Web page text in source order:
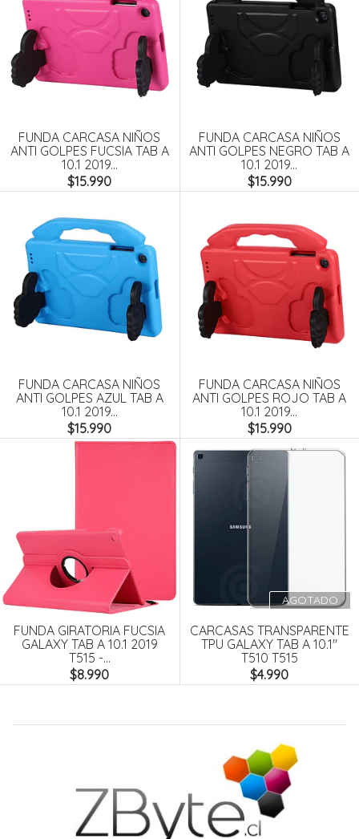
FUNDA CARCASA NIÑOS
ANTI GOLPES FUCSIA TAB A
10.1 2019...
$15.990
FUNDA CARCASA NIÑOS
ANTI GOLPES NEGRO TAB A
10.1 2019...
$15.990
FUNDA CARCASA NIÑOS
ANTI GOLPES AZUL TAB A
10.1 2019...
$15.990
FUNDA CARCASA NIÑOS
ANTI GOLPES ROJO TAB A
10.1 2019...
$15.990
FUNDA GIRATORIA FUCSIA
GALAXY TAB A 10.1 2019
T515 -...
$8.990
AGOTADO
CARCASAS TRANSPARENTE
TPU GALAXY TAB A 10.1''
T510 T515
$4.990